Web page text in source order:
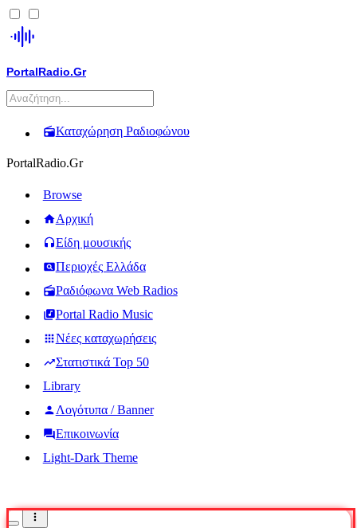
PortalRadio.Gr
Καταχώρηση Ραδιοφώνου
PortalRadio.Gr
Browse
Αρχική
Είδη μουσικής
Περιοχές Ελλάδα
Ραδιόφωνα Web Radios
Portal Radio Music
Νέες καταχωρήσεις
Στατιστικά Top 50
Library
Λογότυπα / Banner
Επικοινωνία
Light-Dark Theme